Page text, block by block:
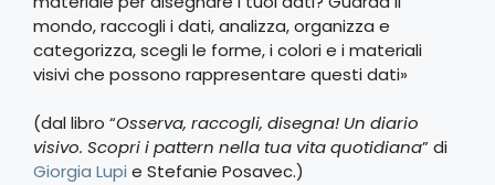
mondo, raccogli i dati, analizza, organizza e
categorizza, scegli le forme, i colori e i materiali
visivi che possono rappresentare questi dati»
(dal libro “Osserva, raccogli, disegna! Un diario
visivo. Scopri i pattern nella tua vita quotidiana” di
Giorgia Lupi e Stefanie Posavec.)